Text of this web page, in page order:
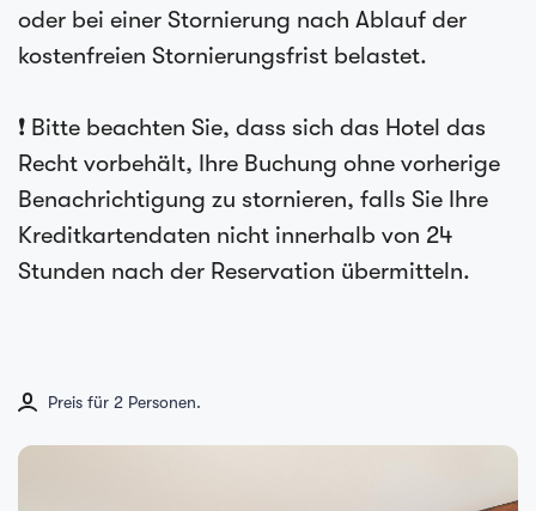
oder bei einer Stornierung nach Ablauf der
kostenfreien Stornierungsfrist belastet.
❗ Bitte beachten Sie, dass sich das Hotel das
Recht vorbehält, Ihre Buchung ohne vorherige
Benachrichtigung zu stornieren, falls Sie Ihre
Kreditkartendaten nicht innerhalb von 24
Stunden nach der Reservation übermitteln.
Preis für 2 Personen.